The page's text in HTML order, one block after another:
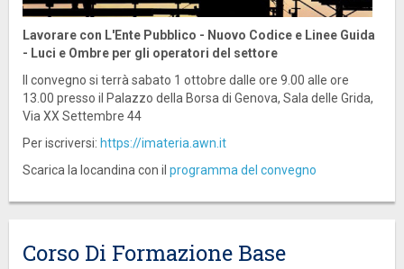
Lavorare con L'Ente Pubblico - Nuovo Codice e Linee Guida
- Luci e Ombre per gli operatori del settore
Il convegno si terrà sabato 1 ottobre dalle ore 9.00 alle ore
13.00 presso il Palazzo della Borsa di Genova, Sala delle Grida,
Via XX Settembre 44
Per iscriversi: https://imateria.awn.it
Scarica la locandina con il programma del convegno
Corso Di Formazione Base